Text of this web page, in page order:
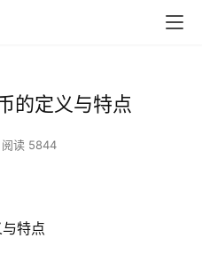
的定义与特点
阅读 5844
特点